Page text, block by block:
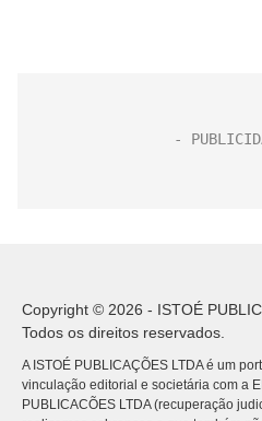
Copyright © 2026 - ISTOÉ
Todos os direitos reservados.
A ISTOÉ PUBLICAÇÕES LTDA é um
vinculação editorial e societária com a
PUBLICACÕES LTDA (recuperação